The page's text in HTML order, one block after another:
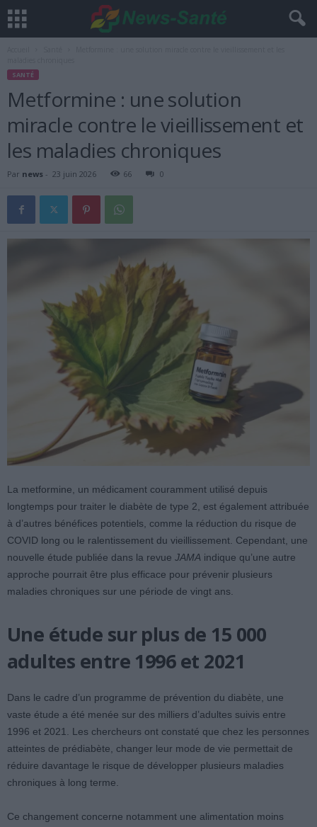
SANTÉ
Metformine : une solution
miracle contre le vieillissement et
les maladies chroniques
Par news - 23 juin 2026 66 0
La metformine, un médicament couramment utilisé depuis
longtemps pour traiter le diabète de type 2, est également attribuée
à d’autres bénéfices potentiels, comme la réduction du risque de
COVID long ou le ralentissement du vieillissement. Cependant, une
nouvelle étude publiée dans la revue JAMA indique qu’une autre
approche pourrait être plus efficace pour prévenir plusieurs
maladies chroniques sur une période de vingt ans.
Une étude sur plus de 15 000
adultes entre 1996 et 2021
Dans le cadre d’un programme de prévention du diabète, une
vaste étude a été menée sur des milliers d’adultes suivis entre
1996 et 2021. Les chercheurs ont constaté que chez les personnes
atteintes de prédiabète, changer leur mode de vie permettait de
réduire davantage le risque de développer plusieurs maladies
chroniques à long terme.
Ce changement concerne notamment une alimentation moins